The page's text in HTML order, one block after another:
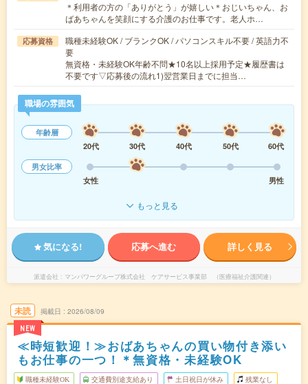
＊利用者の方の「ありがとう」が嬉しい＊おじいちゃん、お
ばあちゃんを笑顔にする介護のお仕事です。老人ホ…
応募資格
職種未経験OK / ブランクOK / パソコンスキル不要 / 英語力不
要
無資格・未経験OK年齢不問★10名以上採用予定★履歴書は
不要です▽応募後の流れ1)翌営業日までに担当…
職場の雰囲気
年齢層
20代
30代 40代 50代
60代
男女比率
女性
男性
もっと見る
気になる! 応募へ進む 詳しく見る
派遣会社 マンパワーグループ株式会社 ケアサービス事業部 （医療福祉介護関連）
未読
NEW
掲載日 2026/08/09
≪時短歓迎！≫おばあちゃんの買い物付き添い
もお仕事の一つ！＊無資格・未経験OK
職種未経験OK 交通費別途支給あり 土日祝日が休み 残業なし